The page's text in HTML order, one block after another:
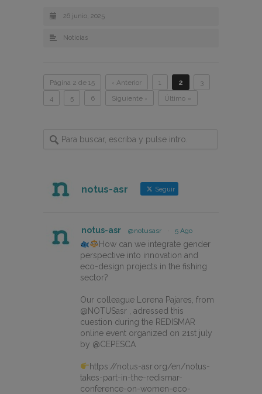
26 junio, 2025
Noticias
Página 2 de 15 ‹ Anterior 1 2
3
4
5 6 Siguiente › Último »
notus-asr Seguir
notus-asr @notusasr · 5 Ago
How can we integrate gender
perspective into innovation and
eco-design projects in the fishing
sector?
Our colleague Lorena Pajares, from
@NOTUSasr , adressed this
cuestion during the REDISMAR
online event organized on 21st july
by @CEPESCA
https://notus-asr.org/en/notus-
takes-part-in-the-redismar-
conference-on-women-eco-